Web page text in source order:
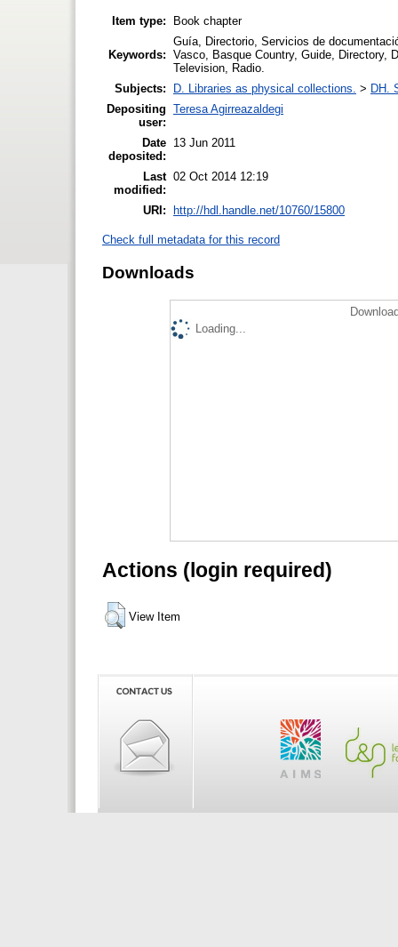
Item type: Book chapter
Keywords:
Guía, Directorio, Servicios de
Vasco, Basque Country, Guide, Directory,
Television, Radio.
Subjects:
D. Libraries as physical collections. > DH.
Depositing
user:
Teresa Agirreazaldegi
Date
deposited:
13 Jun 2011
Last
modified:
02 Oct 2014 12:19
URI: http://hdl.handle.net/10760/15800
Check full metadata for this record
Downloads
Loading...
Actions (login required)
View Item